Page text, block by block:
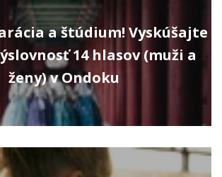
a štúdium! Vyskúšajte
14 hlasov (muži a
ženy) v Ondoku